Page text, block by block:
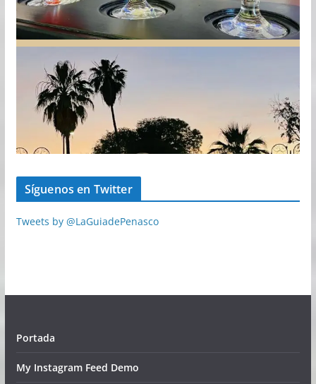
Síguenos en Twitter
Tweets by @LaGuiadePenasco
Portada
My Instagram Feed Demo